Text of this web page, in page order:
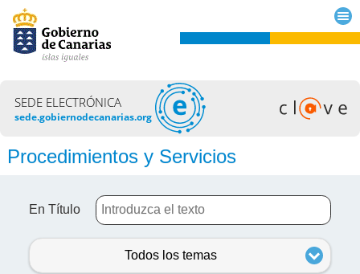
SEDE ELECTRÓNICA
sede.gobiernodecanarias.org
Procedimientos y Servicios
En Título
Todos los temas